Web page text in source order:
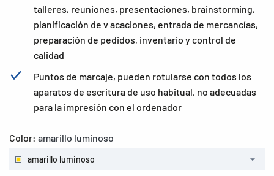
talleres, reuniones, presentaciones, brainstorming,
planificación de v acaciones, entrada de mercancías,
preparación de pedidos, inventario y control de
calidad
Puntos de marcaje, pueden rotularse con todos los
aparatos de escritura de uso habitual, no adecuadas
para la impresión con el ordenador
Color: amarillo luminoso
amarillo luminoso